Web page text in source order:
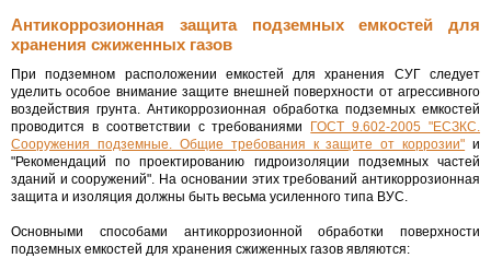
Антикоррозионная защита подземных емкостей для
хранения сжиженных газов
При подземном расположении емкостей для хранения СУГ следует
уделить особое внимание защите внешней поверхности от агрессивного
воздействия грунта. Антикоррозионная обработка подземных емкостей
проводится в соответствии с требованиями ГОСТ 9.602-2005 "ЕСЗКС.
Сооружения подземные. Общие требования к защите от коррозии" и
"Рекомендаций по проектированию гидроизоляции подземных частей
зданий и сооружений". На основании этих требований антикоррозионная
защита и изоляция должны быть весьма усиленного типа ВУС.
Основными способами антикоррозионной обработки поверхности
подземных емкостей для хранения сжиженных газов являются: